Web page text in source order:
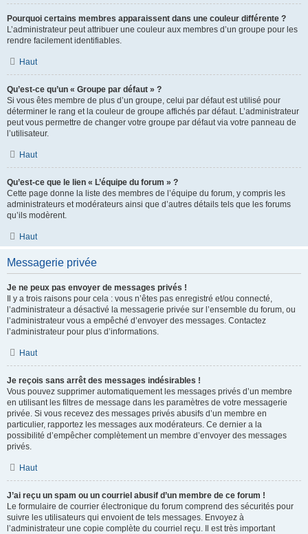
Pourquoi certains membres apparaissent dans une couleur différente ?
L’administrateur peut attribuer une couleur aux membres d’un groupe pour les
rendre facilement identifiables.
Haut
Qu’est-ce qu’un « Groupe par défaut » ?
Si vous êtes membre de plus d’un groupe, celui par défaut est utilisé pour
déterminer le rang et la couleur de groupe affichés par défaut. L’administrateur
peut vous permettre de changer votre groupe par défaut via votre panneau de
l’utilisateur.
Haut
Qu’est-ce que le lien « L’équipe du forum » ?
Cette page donne la liste des membres de l’équipe du forum, y compris les
administrateurs et modérateurs ainsi que d’autres détails tels que les forums
qu’ils modèrent.
Haut
Messagerie privée
Je ne peux pas envoyer de messages privés !
Il y a trois raisons pour cela : vous n’êtes pas enregistré et/ou connecté,
l’administrateur a désactivé la messagerie privée sur l’ensemble du forum, ou
l’administrateur vous a empêché d’envoyer des messages. Contactez
l’administrateur pour plus d’informations.
Haut
Je reçois sans arrêt des messages indésirables !
Vous pouvez supprimer automatiquement les messages privés d’un membre
en utilisant les filtres de message dans les paramètres de votre messagerie
privée. Si vous recevez des messages privés abusifs d’un membre en
particulier, rapportez les messages aux modérateurs. Ce dernier a la
possibilité d’empêcher complètement un membre d’envoyer des messages
privés.
Haut
J’ai reçu un spam ou un courriel abusif d’un membre de ce forum !
Le formulaire de courrier électronique du forum comprend des sécurités pour
suivre les utilisateurs qui envoient de tels messages. Envoyez à
l’administrateur une copie complète du courriel reçu. Il est très important